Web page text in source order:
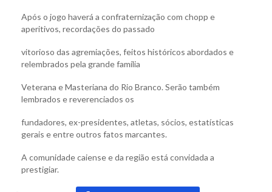
Após o jogo haverá a confraternização com chopp e
aperitivos, recordações do passado
vitorioso das agremiações, feitos históricos abordados e
relembrados pela grande família
Veterana e Masteriana do Rio Branco. Serão também
lembrados e reverenciados os
fundadores, ex-presidentes, atletas, sócios, estatísticas
gerais e entre outros fatos marcantes.
A comunidade caiense e da região está convidada a
prestigiar.